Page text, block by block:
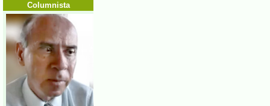
Columnista